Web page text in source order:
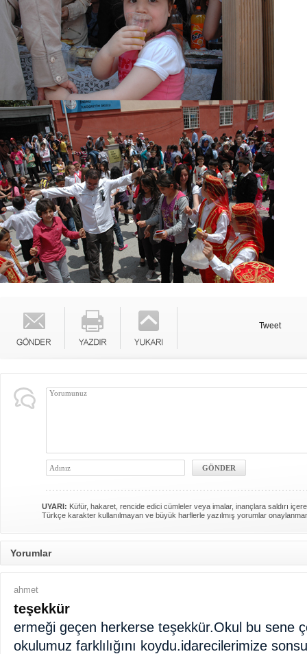
Tweet
UYARI: Küfür, hakaret, rencide edici cümleler veya imalar, inançlara saldırı
Türkçe karakter kullanılmayan ve büyük harflerle yazılmış yorumlar
Yorumlar
ahmet
teşekkür
ermeği geçen herkerse teşekkür.Okul bu sene
okulumuz farklılığını koydu.idarecilerimize